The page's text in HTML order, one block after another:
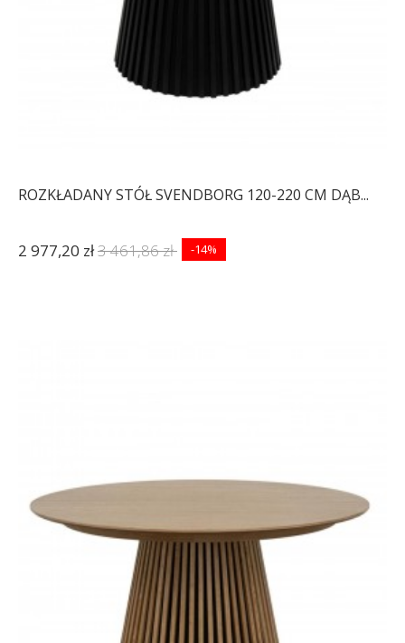
ROZKŁADANY STÓŁ SVENDBORG 120-220 CM DĄB...
2 977,20 zł3 461,86 zł -14%